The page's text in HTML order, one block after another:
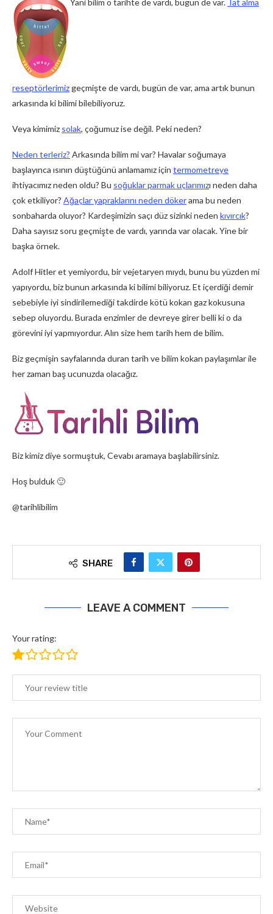
reseptörlerimiz geçmişte de vardı, bugün de var, ama artık bunun
arkasında ki bilimi bilebiliyoruz.
Veya kimimiz solak, çoğumuz ise değil. Peki neden?
Neden terleriz? Arkasında bilim mi var? Havalar soğumaya
başlayınca ısının düştüğünü anlamamız için termometreye
ihtiyacımız neden oldu? Bu soğuklar parmak uçlarımızı neden daha
çok etkiliyor? Ağaçlar yapraklarını neden dökerama bu neden
sonbaharda oluyor? Kardeşimizin saçı düz sizinki neden kıvırcık?
Daha sayısız soru geçmişte de vardı, yarında var olacak. Yine bir
başka örnek.
Adolf Hitler et yemiyordu, bir vejetaryen mıydı, bunu bu yüzden mi
yapıyordu, biz bunun arkasında ki bilimi biliyoruz. Et içerdiği demir
sebebiyle iyi sindirilemediği takdirde kötü kokan gaz kokusuna
sebep oluyordu. Burada enzimler de devreye girer belli ki o da
görevini iyi yapmıyordur. Alın size hem tarih hem de bilim.
Biz geçmişin sayfalarında duran tarih ve bilim kokan paylaşımlar ile
her zaman baş ucunuzda olacağız.
Biz kimiz diye sormuştuk, Cevabı aramaya başlabilirsiniz.
Hoş bulduk 🙂
@tarihlibilim
SHARE
LEAVE A COMMENT
Your rating: